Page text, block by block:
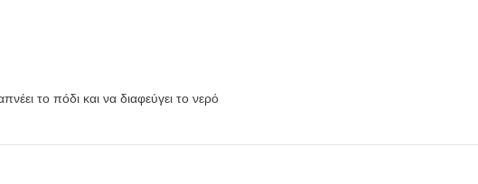
το πόδι και να διαφεύγει το νερό